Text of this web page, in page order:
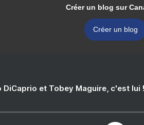
Créer un blog sur
Créer un blog
DiCaprio et Tobey Maguire, c'est